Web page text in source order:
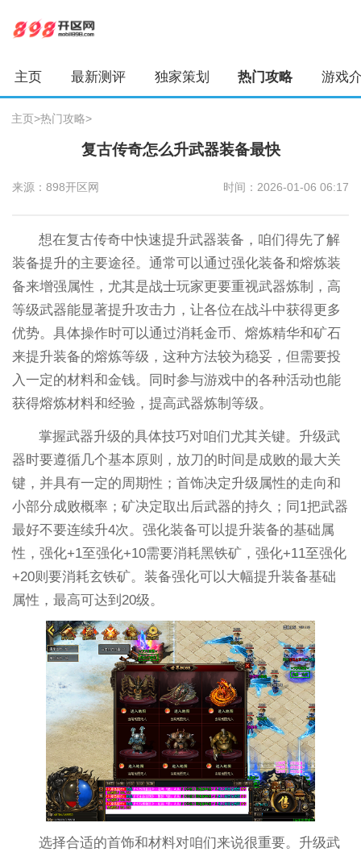
主页 最新测评 独家策划 热门攻略 游戏
主页>热门攻略>
复古传奇怎么升武器装备最快
来源：898开区网 时间：2026-01-06 06:17
想在复古传奇中快速提升武器装备，咱们得先了解
装备提升的主要途径。通常可以通过强化装备和熔炼装
备来增强属性，尤其是战士玩家更要重视武器炼制，高
等级武器能显著提升攻击力，让各位在战斗中获得更多
优势。具体操作时可以通过消耗金币、熔炼精华和矿石
来提升装备的熔炼等级，这种方法较为稳妥，但需要投
入一定的材料和金钱。同时参与游戏中的各种活动也能
获得熔炼材料和经验，提高武器炼制等级。
掌握武器升级的具体技巧对咱们尤其关键。升级武
器时要遵循几个基本原则，放刀的时间是成败的最大关
键，并具有一定的周期性；首饰决定升级属性的走向和
小部分成败概率；矿决定取出后武器的持久；同1把武器
最好不要连续升4次。强化装备可以提升装备的基础属
性，强化+1至强化+10需要消耗黑铁矿，强化+11至强化
+20则要消耗玄铁矿。装备强化可以大幅提升装备基础
属性，最高可达到20级。
选择合适的首饰和材料对咱们来说很重要。升级武